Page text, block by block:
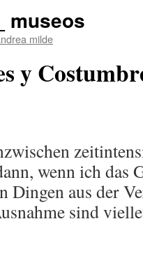
museos
milde
y
wenn ich das
Dingen aus der
sind